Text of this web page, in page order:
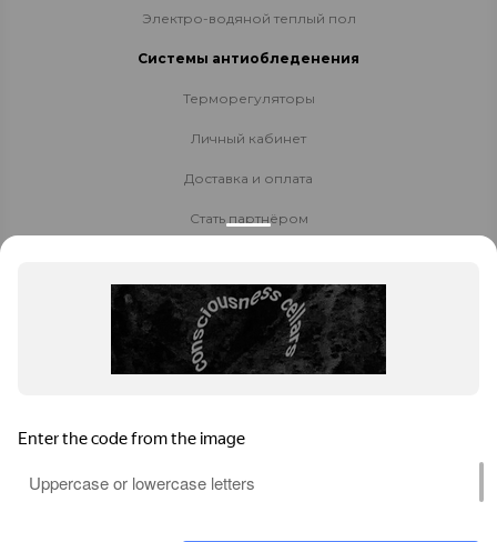
Электро-водяной теплый пол
Системы антиобледенения
Терморегуляторы
Личный кабинет
Доставка и оплата
Стать партнёром
Контакты
8 800 700-80-40
8-926-852-61-06
Коломна , ул.Октябрьская, 88А, ТК "Строй Лэнд",